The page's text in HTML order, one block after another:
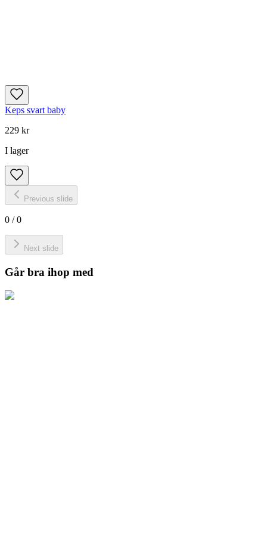
Keps svart baby
229 kr
I lager
Previous slide
0 /0
Next slide
Går bra ihop med